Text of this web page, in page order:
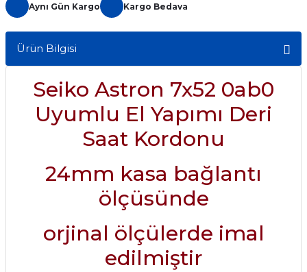
Aynı Gün Kargo Kargo Bedava
Ürün Bilgisi
Seiko Astron 7x52 0ab0
Uyumlu El Yapımı Deri
Saat Kordonu
24mm kasa bağlantı
ölçüsünde
orjinal ölçülerde imal
edilmiştir